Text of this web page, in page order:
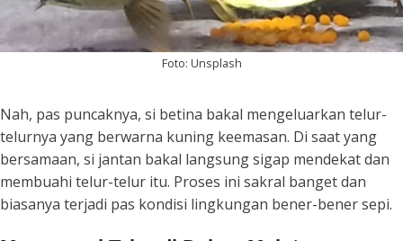
Foto: Unsplash
Nah, pas puncaknya, si betina bakal mengeluarkan telur-
telurnya yang berwarna kuning keemasan. Di saat yang
bersamaan, si jantan bakal langsung sigap mendekat dan
membuahi telur-telur itu. Proses ini sakral banget dan
biasanya terjadi pas kondisi lingkungan bener-bener sepi.